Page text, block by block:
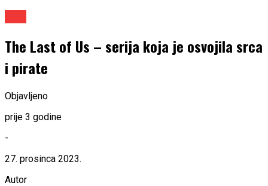
The Last of Us – serija koja je osvojila srca
i pirate
Objavljeno
prije 3 godine
-
27. prosinca 2023.
Autor